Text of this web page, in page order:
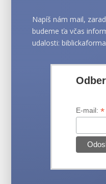
Napíš nám mail,
budeme ťa včas
udalosti:
E-mail: *